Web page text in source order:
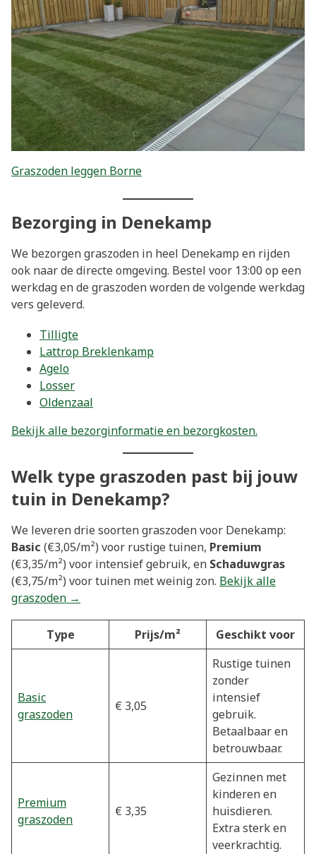
Graszoden leggen Borne
Bezorging in Denekamp
We bezorgen graszoden in heel Denekamp en rijden
ook naar de directe omgeving. Bestel voor 13:00 op een
werkdag en de graszoden worden de volgende werkdag
vers geleverd.
Tilligte
Lattrop Breklenkamp
Agelo
Losser
Oldenzaal
Bekijk alle bezorginformatie en bezorgkosten.
Welk type graszoden past bij jouw
tuin in Denekamp?
We leveren drie soorten graszoden voor Denekamp:
Basic (€3,05/m²) voor rustige tuinen, Premium
(€3,35/m²) voor intensief gebruik, en Schaduwgras
(€3,75/m²) voor tuinen met weinig zon. Bekijk alle
graszoden →
Type Prijs/m² Geschikt voor
Basic
graszoden
€ 3,05
Rustige tuinen
zonder
intensief
gebruik.
Betaalbaar en
betrouwbaar.
Premium
graszoden
€ 3,35
Gezinnen met
kinderen en
huisdieren.
Extra sterk en
veerkrachtig.